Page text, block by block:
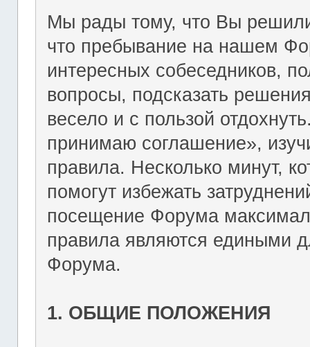
Мы рады тому, что Вы
что пребывание на нашем
интересных собеседников,
вопросы, подсказать
весело и с пользой
принимаю соглашение»,
правила. Несколько минут,
помогут избежать
посещение Форума
правила являются едиными
Форума.
1. ОБЩИЕ ПОЛОЖЕНИЯ